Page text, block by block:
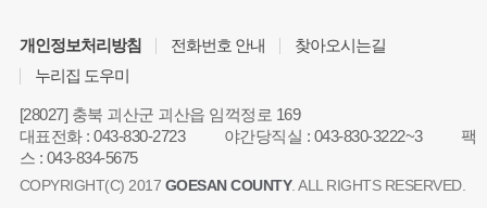
개인정보처리방침 전화번호 안내
찾아오시는길
누리집 도우미
[28027] 충북 괴산군 괴산읍 임꺽정로 169
대표전화:043-830-2723 야간당직실 : 043-830-3222~3
팩
스 : 043-834-5675
COPYRIGHT(C) 2017 GOESAN COUNTY. ALL RIGHTS RESERVED.